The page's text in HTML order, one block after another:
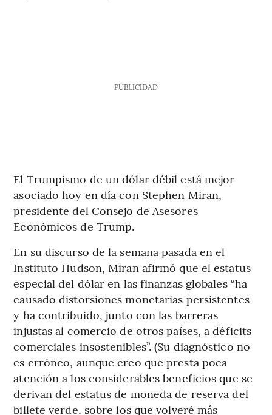
PUBLICIDAD
El Trumpismo de un dólar débil está mejor
asociado hoy en día con Stephen Miran,
presidente del Consejo de Asesores
Económicos de Trump.
En su discurso de la semana pasada en el
Instituto Hudson, Miran afirmó que el estatus
especial del dólar en las finanzas globales “ha
causado distorsiones monetarias persistentes
y ha contribuido, junto con las barreras
injustas al comercio de otros países, a déficits
comerciales insostenibles”. (Su diagnóstico no
es erróneo, aunque creo que presta poca
atención a los considerables beneficios que se
derivan del estatus de moneda de reserva del
billete verde, sobre los que volveré más